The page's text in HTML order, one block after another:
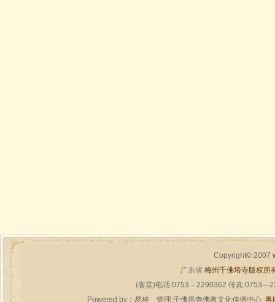
Copyright© 2007
广东省 梅州千佛塔寺版权所
(客堂)电话:0753－2290362 传真
Powered by： 易林管理:千佛塔寺佛教文化传播中心 粤